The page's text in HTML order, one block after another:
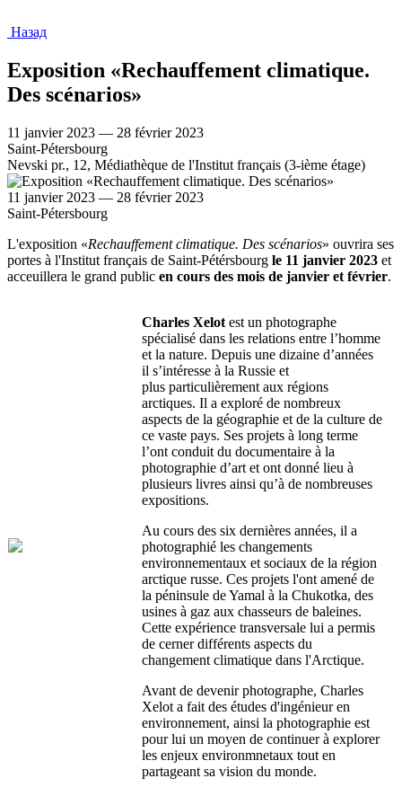
Назад
Exposition «Rechauffement climatique.
Des scénarios»
11 janvier 2023 — 28 février 2023
Saint-Pétersbourg
Nevski pr., 12, Médiathèque de l'Institut français (3-ième étage)
11 janvier 2023 — 28 février 2023
Saint-Pétersbourg
L'exposition «Rechauffement climatique. Des scénarios» ouvrira ses
portes à l'Institut français de Saint-Pétérsbourg le 11 janvier 2023 et
acceuillera le grand public en cours des mois de janvier et février.
Charles Xelot est un photographe
spécialisé dans les relations entre l’homme
et la nature. Depuis une dizaine d’années
il s’intéresse à la Russie et
plus particulièrement aux régions
arctiques. Il a exploré de nombreux
aspects de la géographie et de la culture de
ce vaste pays. Ses projets à long terme
l’ont conduit du documentaire à la
photographie d’art et ont donné lieu à
plusieurs livres ainsi qu’à de nombreuses
expositions.
Au cours des six dernières années, il a
photographié les changements
environnementaux et sociaux de la région
arctique russe. Ces projets l'ont amené de
la péninsule de Yamal à la Chukotka, des
usines à gaz aux chasseurs de baleines.
Cette expérience transversale lui a permis
de cerner différents aspects du
changement climatique dans l'Arctique.
Avant de devenir photographe, Charles
Xelot a fait des études d'ingénieur en
environnement, ainsi la photographie est
pour lui un moyen de continuer à explorer
les enjeux environmnetaux tout en
partageant sa vision du monde.